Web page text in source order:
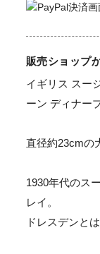
販売ショップ
イギリス スー
ーン ディナー
直径約23cmの
1930年代のス
レイ。
ドレスデンと